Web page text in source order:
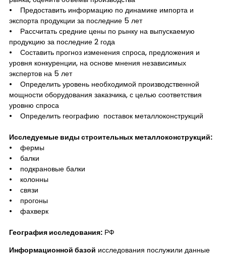
• Предоставить информацию по динамике импорта и
экспорта продукции за последние 5 лет
• Рассчитать средние цены по рынку на выпускаемую
продукцию за последние 2 года
• Составить прогноз изменения спроса, предложения и
уровня конкуренции, на основе мнения независимых
экспертов на 5 лет
• Определить уровень необходимой производственной
мощности оборудования заказчика, с целью соответствия
уровню спроса
• Определить географию поставок металлоконструкций
Исследуемые виды строительных металлоконструкций:
• фермы
• балки
• подкрановые балки
• колонны
• связи
• прогоны
• фахверк
География исследования: РФ
Информационной базой исследования послужили данные